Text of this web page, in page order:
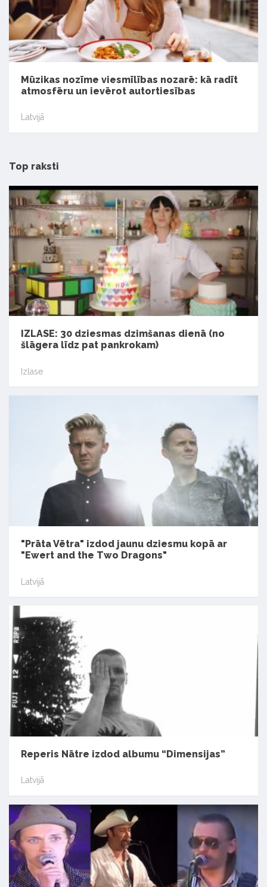
Mūzikas nozīme viesmīlības nozarē: kā radīt
atmosfēru un ievērot autortiesības
Latvijā
Top raksti
IZLASE: 30 dziesmas dzimšanas dienā (no
šlāgera līdz pat pankrokam)
Izlase
"Prāta Vētra" izdod jaunu dziesmu kopā ar
"Ewert and the Two Dragons"
Latvijā
Reperis Nātre izdod albumu “Dimensijas”
Latvijā